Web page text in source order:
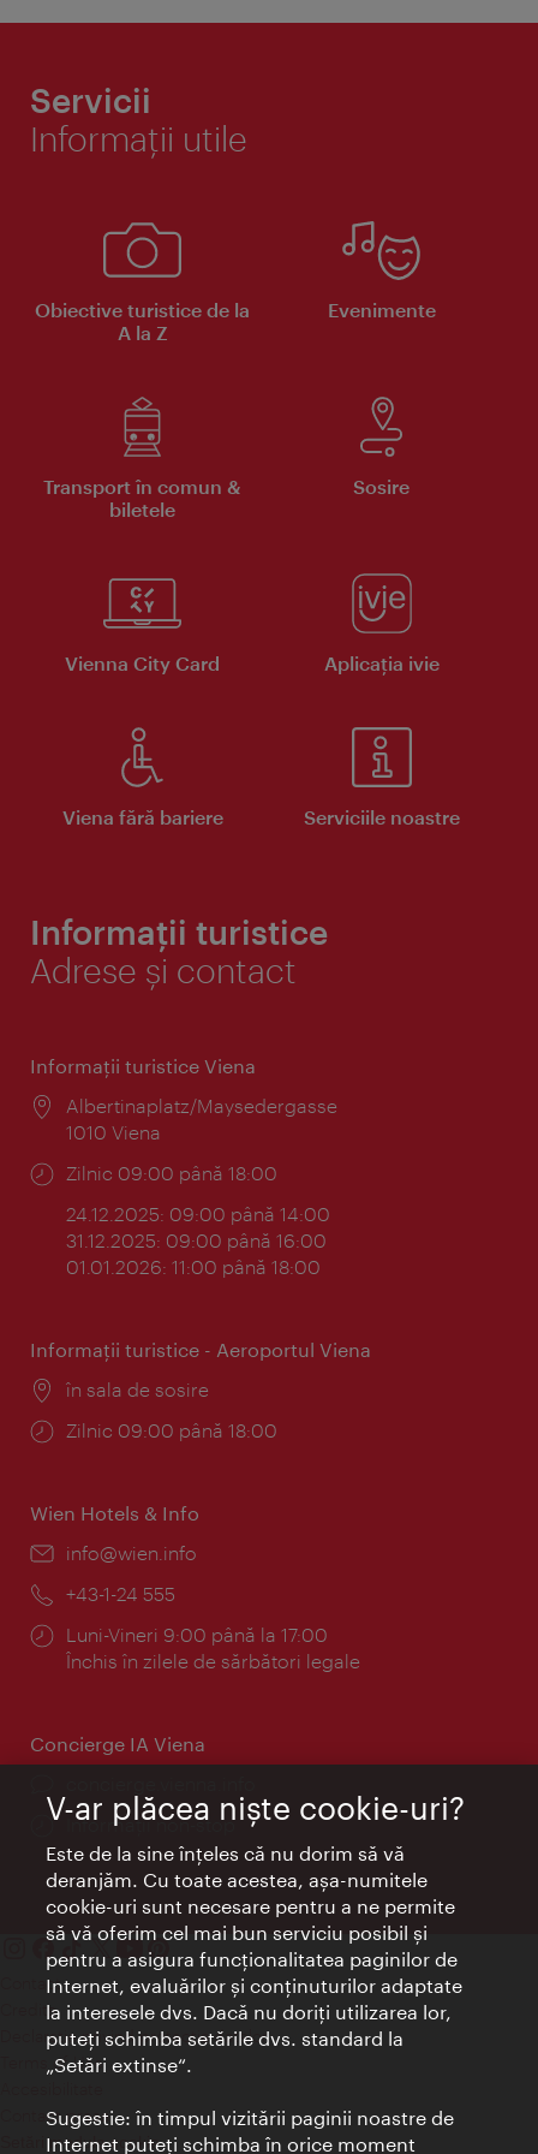
Servicii
Informaţii utile
Obiective turistice de la
A la Z
Evenimente
Transport în comun &
biletele
Sosire
Vienna City Card Aplicaţia ivie
Viena fără bariere Serviciile noastre
Informații turistice
Adrese și contact
Informaţii turistice Viena
Locul:
Albertinaplatz/Maysedergasse
1010 Viena
Program:
Zilnic 09:00 până 18:00
24.12.2025: 09:00 până 14:00
31.12.2025: 09:00 până 16:00
01.01.2026: 11:00 până 18:00
Informaţii turistice - Aeroportul Viena
Locul:
în sala de sosire
Program:
Zilnic 09:00 până 18:00
Wien Hotels & Info
E-
info@wien.info
Telefon:
+43-1-24 555
Program:
Luni-Vineri 9:00 până la 17:00
Închis în zilele de sărbători legale
Concierge IA Viena
Informații non-stop
Contact
Credits
Declaraţie privind protecţia datelor
Terms of Use
Contact presa
Setări module cookie
V-ar plăcea nişte cookie-uri?
Este de la sine înţeles că nu dorim să vă
deranjăm. Cu toate acestea, aşa-numitele
cookie-uri sunt necesare pentru a ne permite
să vă oferim cel mai bun serviciu posibil şi
pentru a asigura funcţionalitatea paginilor de
Internet, evaluărilor şi conţinuturilor adaptate
la interesele dvs. Dacă nu doriţi utilizarea lor,
puteţi schimba setările dvs. standard la
„Setări extinse“.
Sugestie: în timpul vizitării paginii noastre de
Internet puteţi schimba în orice moment